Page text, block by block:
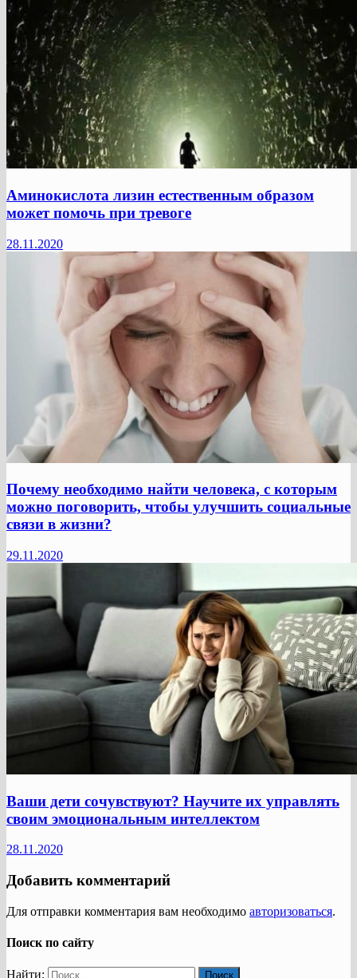
Аминокислота лизин естественным образом
может помочь при тревоге
28.11.2020
Почему необходимо найти человека, с которым
можно поговорить, чтобы улучшить социальные
связи в жизни?
29.11.2020
Ваши дети сочувствуют? Научите их управлять
своим эмоциональным интеллектом
28.11.2020
Добавить комментарий
Для отправки комментария вам необходимо авторизоваться.
Поиск по сайту
Найти: